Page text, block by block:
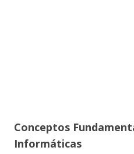
Conceptos
Informáticas